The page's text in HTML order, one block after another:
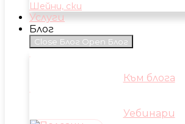
Шейни, ски
Услуги
Блог
Close Блог Open Блог
Към блога
Уебинари